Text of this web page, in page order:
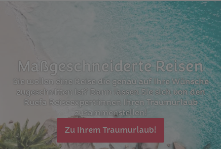
Maßgeschneiderte Reisen
Sie wollen eine Reise die genau auf Ihre Wünsche
zugeschnitten ist? Dann lassen Sie sich von den
Ruefa Reiseexpert:innen Ihren Traumurlaub
zusammenstellen!
Zu Ihrem Traumurlaub!